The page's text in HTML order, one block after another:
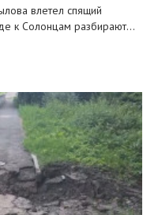
влетел спящий
к Солонцам разбирают…